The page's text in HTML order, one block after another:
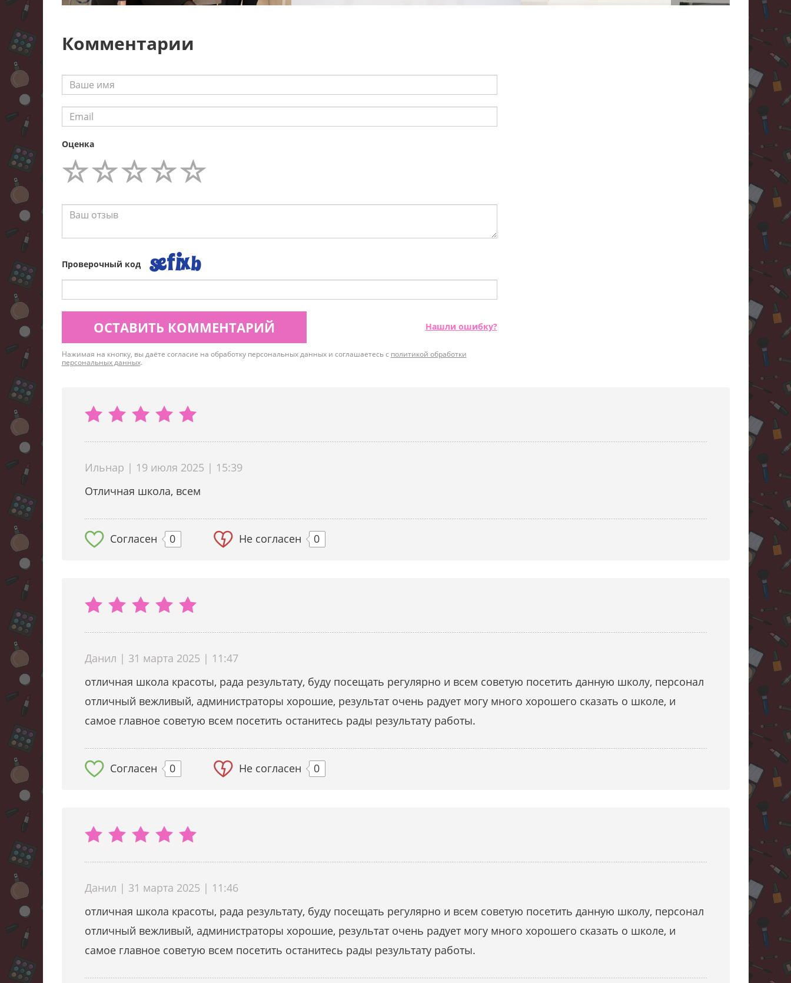
Комментарии
Оценка
Проверочный код
ОСТАВИТЬ КОММЕНТАРИЙ Нашли ошибку?
Нажимая на кнопку, вы даёте согласие на обработку персональных данных и соглашаетесь с политикой обработки
персональных данных.
Ильнар | 19 июля 2025 | 15:39
Отличная школа, всем
Согласен 0 Не согласен 0
Данил | 31 марта 2025 | 11:47
отличная школа красоты, рада результату, буду посещать регулярно и всем советую посетить данную школу, персонал
отличный вежливый, администраторы хорошие, результат очень радует могу много хорошего сказать о школе, и
самое главное советую всем посетить останитесь рады результату работы.
Согласен 0 Не согласен 0
Данил | 31 марта 2025 | 11:46
отличная школа красоты, рада результату, буду посещать регулярно и всем советую посетить данную школу, персонал
отличный вежливый, администраторы хорошие, результат очень радует могу много хорошего сказать о школе, и
самое главное советую всем посетить останитесь рады результату работы.